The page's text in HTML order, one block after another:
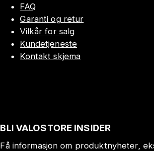
FAQ
Garanti og retur
Vilkår for salg
Kundetjeneste
Kontakt skjema
BLI VALOSTORE INSIDER
Få informasjon om produktnyheter,